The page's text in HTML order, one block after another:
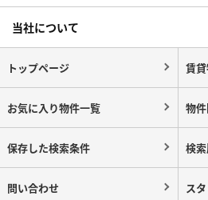
当社について
トップページ 賃
お気に入り物件一覧 物
保存した検索条件 検
問い合わせ ス